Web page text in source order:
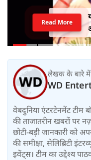
Read More
लेखक के बारे में
WD
वेबदुनिया एंटरटेनमेंट टीम
की ताजातरीन खबरों पर
छोटी-बड़ी जानकारी को
की समीक्षा, सेलिब्रिटी
इवेंट्स। टीम का उद्देश्य